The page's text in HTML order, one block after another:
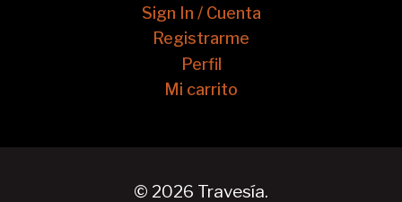
Sign In / Cuenta
Registrarme
Perfil
Mi carrito
© 2026 Travesía.